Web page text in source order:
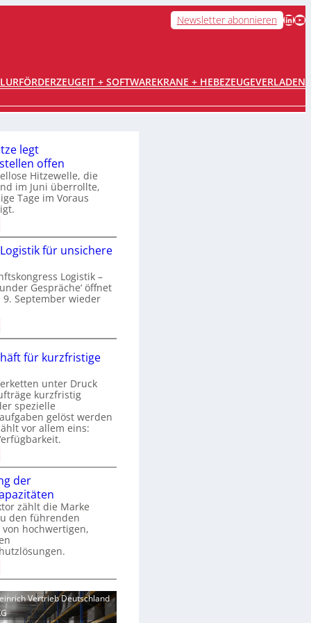
Newsletter abonnieren LinkedIn YouTube
IT + SOFTWAREKRANE + HEBEZEUGEVERLADEN
legt
offen
Hitzewelle, die
im Juni überrollte,
Tage im Voraus
für unsichere
Logistik –
Gespräche‘ öffnet
9. September wieder
S
für kurzfristige
unter Druck
kurzfristig
spezielle
gelöst werden
vor allem eins:
der
zählt die Marke
den führenden
hochwertigen,
Vertrieb Deutschland